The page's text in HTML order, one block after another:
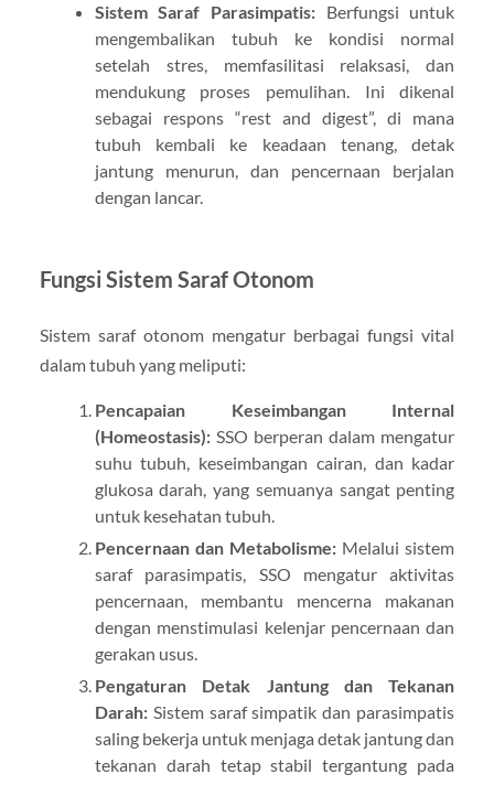
Sistem Saraf Parasimpatis: Berfungsi untuk
mengembalikan tubuh ke kondisi normal
setelah stres, memfasilitasi relaksasi, dan
mendukung proses pemulihan. Ini dikenal
sebagai respons “rest and digest”, di mana
tubuh kembali ke keadaan tenang, detak
jantung menurun, dan pencernaan berjalan
dengan lancar.
Fungsi Sistem Saraf Otonom
Sistem saraf otonom mengatur berbagai fungsi vital
dalam tubuh yang meliputi:
Pencapaian Keseimbangan Internal
(Homeostasis):SSO berperan dalam mengatur
suhu tubuh, keseimbangan cairan, dan kadar
glukosa darah, yang semuanya sangat penting
untuk kesehatan tubuh.
Pencernaan dan Metabolisme: Melalui sistem
saraf parasimpatis, SSO mengatur aktivitas
pencernaan, membantu mencerna makanan
dengan menstimulasi kelenjar pencernaan dan
gerakan usus.
Pengaturan Detak Jantung dan Tekanan
Darah:Sistem saraf simpatik dan parasimpatis
saling bekerja untuk menjaga detak jantung dan
tekanan darah tetap stabil tergantung pada